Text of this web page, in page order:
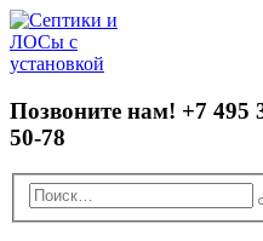
Позвоните нам! +7 495
50-78